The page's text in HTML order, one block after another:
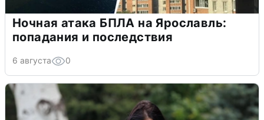
Ночная атака БПЛА на Ярославль:
попадания и последствия
6 августа 0